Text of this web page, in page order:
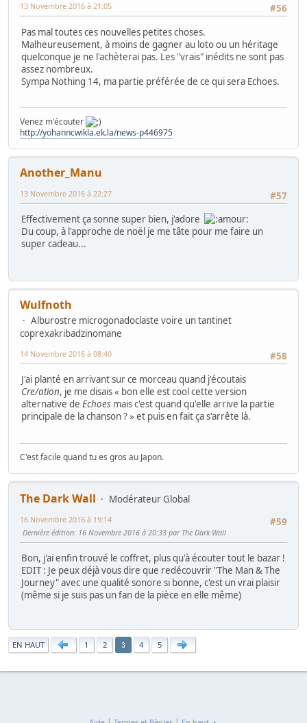
#56
13 Novembre 2016 à 21:05
Pas mal toutes ces nouvelles petites choses.
Malheureusement, à moins de gagner au loto ou un héritage
quelconque je ne l'achèterai pas. Les "vrais" inédits ne sont pas
assez nombreux.
Sympa Nothing 14, ma partie préférée de ce qui sera Echoes.
Venez m'écouter
http://yohanncwikla.ek.la/news-p446975
Another_Manu
#57
13 Novembre 2016 à 22:27
Effectivement ça sonne super bien, j'adore
Du coup, à l'approche de noël je me tâte pour me faire un
super cadeau...
Wulfnoth
Alburostre microgonadoclaste voire un tantinet
coprexakribadzinomane
#58
14 Novembre 2016 à 08:40
J'ai planté en arrivant sur ce morceau quand j'écoutais
Cre/ation, je me disais « bon elle est cool cette version
alternative de Echoes mais c'est quand qu'elle arrive la partie
principale de la chanson ? » et puis en fait ça s'arrête là.
C'est facile quand tu es gros au Japon.
The Dark Wall
Modérateur Global
#59
16 Novembre 2016 à 19:14
Dernière édition: 16 Novembre 2016 à 20:33 par The Dark Wall
Bon, j'ai enfin trouvé le coffret, plus qu'à écouter tout le bazar !
EDIT : Je peux déjà vous dire que redécouvrir "The Man & The
Journey" avec une qualité sonore si bonne, c'est un vrai plaisir
(même si je suis pas un fan de la pièce en elle même)
|
EN HAUT 1 2 3 4 5